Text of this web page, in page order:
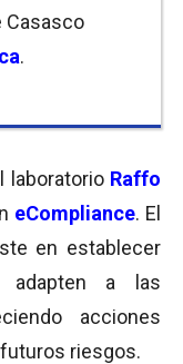
Casasco
.
laboratorio Raffo
eCompliance. El
en establecer
adapten a las
acciones
riesgos.